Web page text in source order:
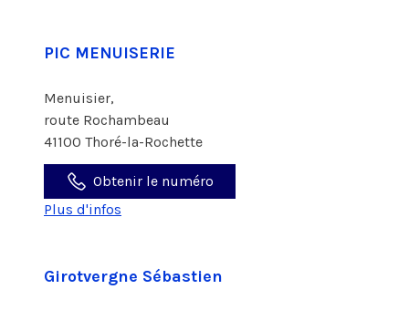
PIC MENUISERIE
Menuisier,
route Rochambeau
41100 Thoré-la-Rochette
Obtenir le numéro
Plus d'infos
Girotvergne Sébastien